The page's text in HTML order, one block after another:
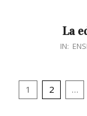
La
IN:
Navegación
1 2 …